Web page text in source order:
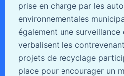
prise en charge par les
environnementales
également une surveillance
verbalisent les
projets de recyclage
place pour encourager un